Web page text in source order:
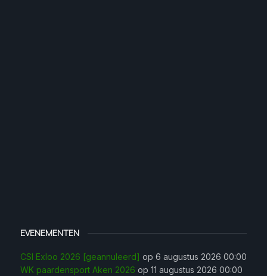
EVENEMENTEN
CSI Exloo 2026 [geannuleerd] op 6 augustus 2026 00:00
WK paardensport Aken 2026 op 11 augustus 2026 00:00